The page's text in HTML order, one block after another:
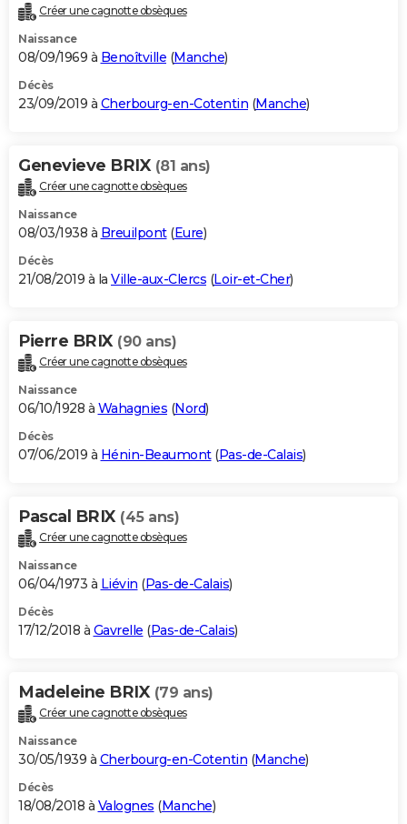
Créer une cagnotte obsèques
Naissance
08/09/1969 à Benoîtville (Manche)
Décès
23/09/2019 à Cherbourg-en-Cotentin (Manche)
Genevieve BRIX (81 ans)
Créer une cagnotte obsèques
Naissance
08/03/1938 à Breuilpont(Eure)
Décès
21/08/2019 à la Ville-aux-Clercs (Loir-et-Cher)
Pierre BRIX (90 ans)
Créer une cagnotte obsèques
Naissance
06/10/1928 à Wahagnies (Nord)
Décès
07/06/2019 à Hénin-Beaumont(Pas-de-Calais)
Pascal BRIX (45 ans)
Créer une cagnotte obsèques
Naissance
06/04/1973 à Liévin (Pas-de-Calais)
Décès
17/12/2018 à Gavrelle (Pas-de-Calais)
Madeleine BRIX (79 ans)
Créer une cagnotte obsèques
Naissance
30/05/1939 à Cherbourg-en-Cotentin (Manche)
Décès
18/08/2018 à Valognes (Manche)